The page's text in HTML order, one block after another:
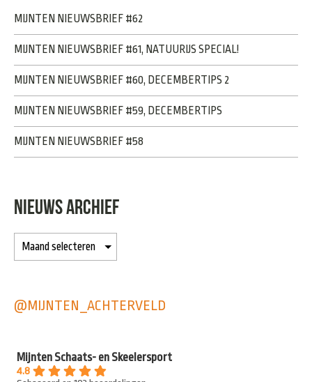
MIJNTEN NIEUWSBRIEF #62
MIJNTEN NIEUWSBRIEF #61, NATUURIJS SPECIAL!
MIJNTEN NIEUWSBRIEF #60, DECEMBERTIPS 2
MIJNTEN NIEUWSBRIEF #59, DECEMBERTIPS
MIJNTEN NIEUWSBRIEF #58
NIEUWS ARCHIEF
@MIJNTEN_ACHTERVELD
Mijnten Schaats- en Skeelersport
4.8